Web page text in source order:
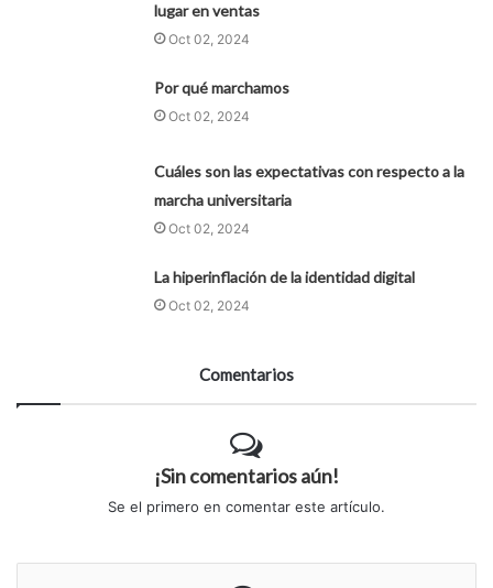
lugar en ventas
Oct 02, 2024
Por qué marchamos
Oct 02, 2024
Cuáles son las expectativas con respecto a la
marcha universitaria
Oct 02, 2024
La hiperinflación de la identidad digital
Oct 02, 2024
Comentarios
¡Sin comentarios aún!
Se el primero en comentar este artículo.